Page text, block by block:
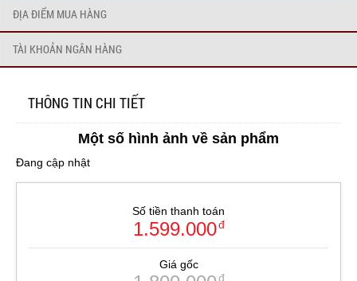
ĐỊA ĐIỂM MUA HÀNG
TÀI KHOẢN NGÂN HÀNG
THÔNG TIN CHI TIẾT
Một số hình ảnh về sản phẩm
Đang cập nhật
Số tiền thanh toán
1.599.000đ
Giá gốc
đ